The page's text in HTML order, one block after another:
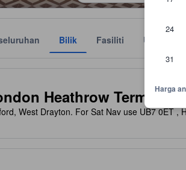
24
31
Harga
Bilik Fasiliti Ulasan
Heathrow Terminal 5
West Drayton. For Sat Nav use UB7 0ET ,